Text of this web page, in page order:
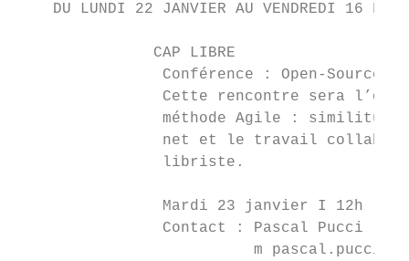
DU LUNDI 22 JANVIER AU VENDREDI 16
               CAP LIBRE
Conférence : Open-Source
Cette rencontre sera
méthode Agile :
net et le travail
                libriste.
Mardi 23 janvier I 12h -
                Contact : Pascal Pucci
m